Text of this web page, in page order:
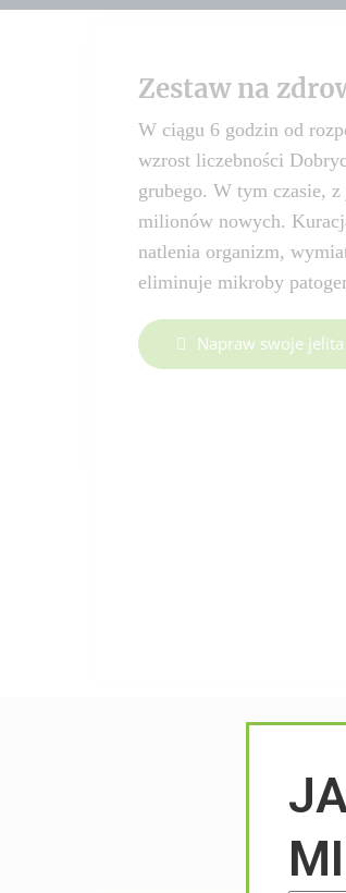
Zestaw na
W ciągu 6 godzin od
wzrost liczebności
grubego. W tym czasie,
milionów nowych.
natlenia organizm,
eliminuje mikroby
Napraw swoje jelita